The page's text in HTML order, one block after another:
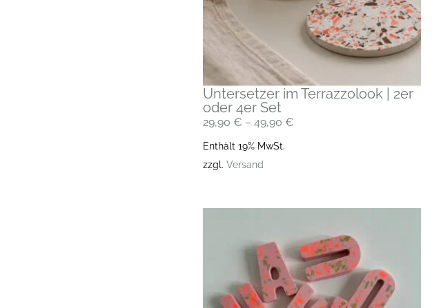
Untersetzer im Terrazzolook | 2er
oder 4er Set
29,90 € – 49,90 €
Enthält 19% MwSt.
zzgl. Versand